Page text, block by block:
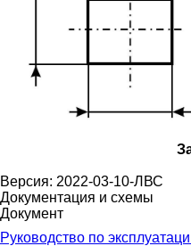
Версия: 2022-03-10-ЛВС
Документация и схемы
Документ
Руководство по